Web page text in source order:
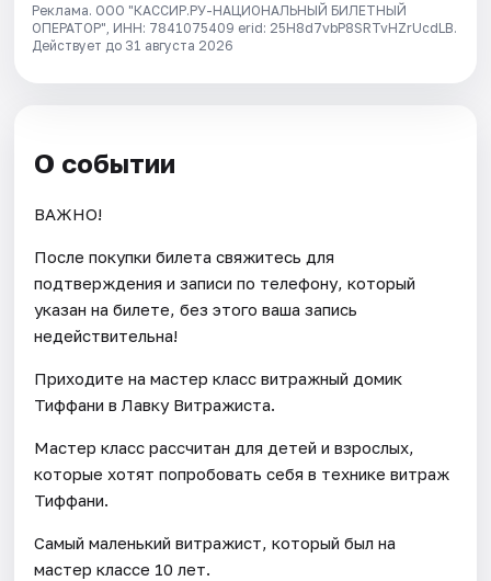
Реклама. ООО "КАССИР.РУ-НАЦИОНАЛЬНЫЙ БИЛЕТНЫЙ
ОПЕРАТОР", ИНН: 7841075409 erid: 25H8d7vbP8SRTvHZrUcdLB.
Действует до 31 августа 2026
О событии
ВАЖНО!
После покупки билета свяжитесь для
подтверждения и записи по телефону, который
указан на билете, без этого ваша запись
недействительна!
Приходите на мастер класс витражный домик
Тиффани в Лавку Витражиста.
Мастер класс рассчитан для детей и взрослых,
которые хотят попробовать себя в технике витраж
Тиффани.
Самый маленький витражист, который был на
мастер классе 10 лет.